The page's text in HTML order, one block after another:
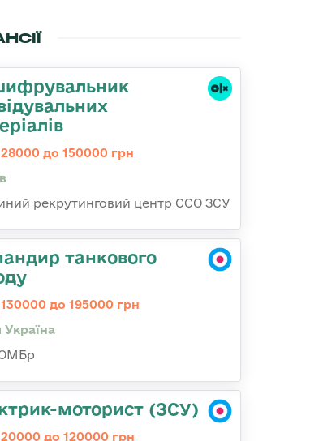
28000 до 150000 грн
рекрутинговий центр ССО ЗСУ
танкового
130000 до 195000 грн
Україна
моторист (ЗСУ)
20000 до 120000 грн